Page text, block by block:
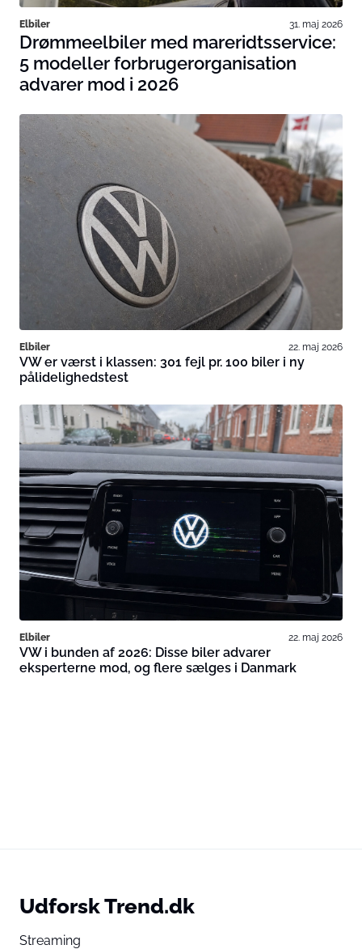
Elbiler 31. maj 2026
Drømmeelbiler med mareridtsservice:
5 modeller forbrugerorganisation
advarer mod i 2026
Elbiler 22. maj 2026
VW er værst i klassen: 301 fejl pr. 100 biler i ny
pålidelighedstest
Elbiler 22. maj 2026
VW i bunden af 2026: Disse biler advarer
eksperterne mod, og flere sælges i Danmark
Udforsk Trend.dk
Streaming